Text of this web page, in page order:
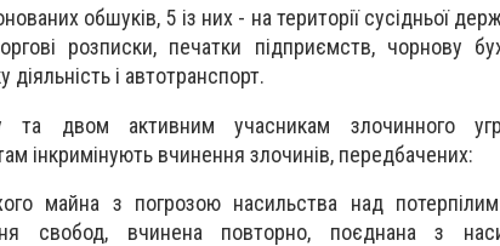
обшуків, 5 із них - на території сусідньої
розписки, печатки підприємств, чорнову
і автотранспорт.
та двом активним учасникам злочинного
інкримінують вчинення злочинів, передбачених:
майна з погрозою насильства над
свобод, вчинена повторно, поєднана з